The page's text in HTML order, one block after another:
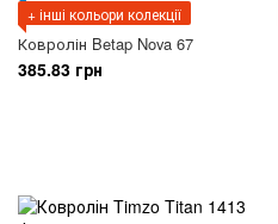
+ інші кольори колекції
Ковролін Betap Nova 67
385.83 грн